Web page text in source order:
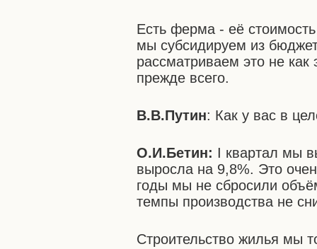
Есть ферма - её
мы субсидируем из
рассматриваем это не как
прежде всего.
В.В.Путин: Как у вас в
О.И.Бетин: I квартал мы
выросла на 9,8%. Это
годы мы не сбросили
темпы производства не
Строительство жилья мы